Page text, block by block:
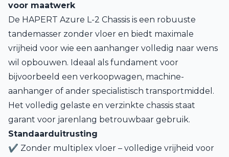
voor maatwerk
De HAPERT Azure L-2 Chassis is een robuuste
tandemasser zonder vloer en biedt maximale
vrijheid voor wie een aanhanger volledig naar wens
wil opbouwen. Ideaal als fundament voor
bijvoorbeeld een verkoopwagen, machine-
aanhanger of ander specialistisch transportmiddel.
Het volledig gelaste en verzinkte chassis staat
garant voor jarenlang betrouwbaar gebruik.
Standaarduitrusting
✔ Zonder multiplex vloer – volledige vrijheid voor